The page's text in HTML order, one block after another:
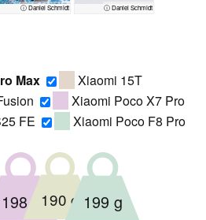
ⓘ Daniel Schmidt ⓘ Daniel Schmidt
Max
Xiaomi 15T
Xiaomi Poco X7 Pro
FE
Xiaomi Poco F8 Pro
198 g 190 g 199 g